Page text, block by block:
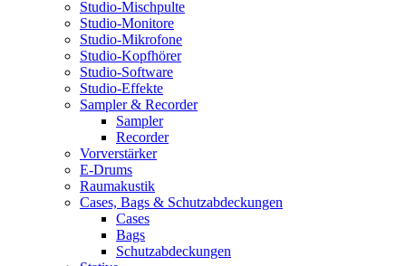
Studio-Mischpulte
Studio-Monitore
Studio-Mikrofone
Studio-Kopfhörer
Studio-Software
Studio-Effekte
Sampler & Recorder
Sampler
Recorder
Vorverstärker
E-Drums
Raumakustik
Cases, Bags & Schutzabdeckungen
Cases
Bags
Schutzabdeckungen